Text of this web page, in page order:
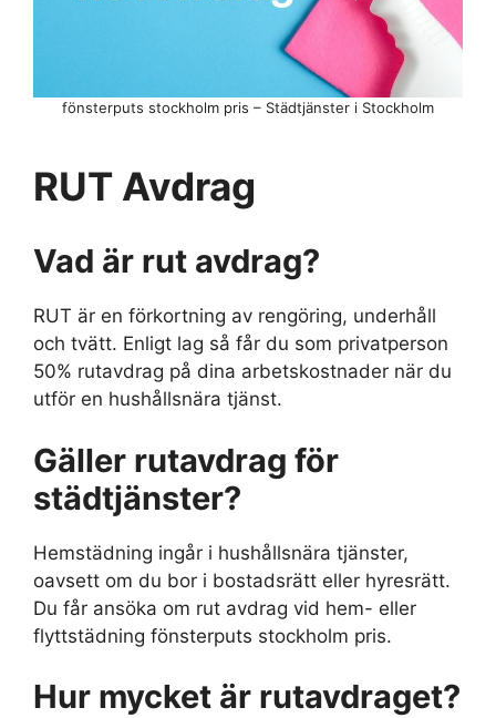
RUT Avdrag
Vad är rut avdrag?
RUT är en förkortning av rengöring, underhåll
och tvätt. Enligt lag så får du som privatperson
50% rutavdrag på dina arbetskostnader när du
utför en hushållsnära tjänst.
Gäller rutavdrag för
städtjänster?
Hemstädning ingår i hushållsnära tjänster,
oavsett om du bor i bostadsrätt eller hyresrätt.
Du får ansöka om rut avdrag vid hem- eller
flyttstädning fönsterputs stockholm pris.
Hur mycket är rutavdraget?
fönsterputs stockholm pris – Städtjänster i Stockholm